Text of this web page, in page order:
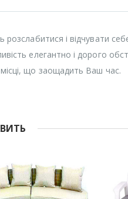
розслабитися і відчувати
елегантно і дорого
що заощадить Ваш час.